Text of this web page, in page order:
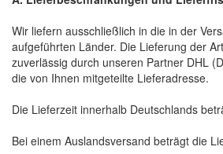
Wir liefern ausschließlich in die in der
aufgeführten Länder. Die Lieferung der
zuverlässig durch unseren Partner DHL
die von Ihnen mitgeteilte Lieferadresse.
Die Lieferzeit innerhalb Deutschlands
Bei einem Auslandsversand beträgt die